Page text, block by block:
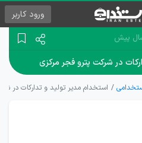
ورود کاربر
در شرکت پترو فجر مرکزی
استخدام مدیر تولید و تدارکات در